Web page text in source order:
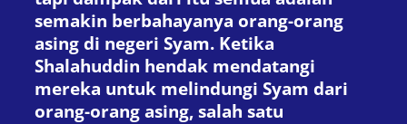
semakin berbahayanya orang-orang
asing di negeri Syam. Ketika
Shalahuddin hendak mendatangi
mereka untuk melindungi Syam dari
orang-orang asing, salah satu